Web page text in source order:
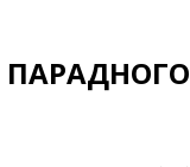
ПАРАДНОГО